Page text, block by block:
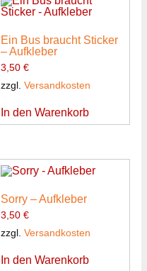
Ein Bus braucht Sticker
– Aufkleber
3,50 €
zzgl. Versandkosten
In den Warenkorb
Sorry – Aufkleber
3,50 €
zzgl. Versandkosten
In den Warenkorb